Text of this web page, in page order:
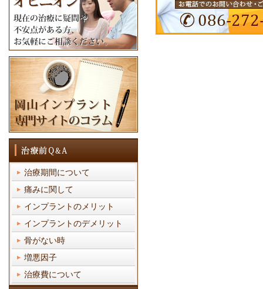
治療期間について
痛みに関して
インプラントのメリット
インプラントのデメリット
骨がない時
増悪因子
治療費について